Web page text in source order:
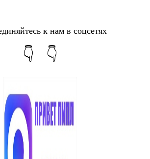
к нам в соцсетях
👇 👇